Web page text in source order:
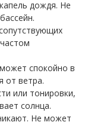
дождя. Не
спокойно в
от ветра.
или тонировки,
солнца.
Не может